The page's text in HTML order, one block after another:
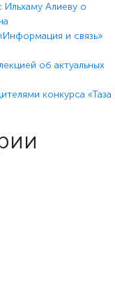
Ильхаму Алиеву о
и связь»
об актуальных
конкурса «Таза